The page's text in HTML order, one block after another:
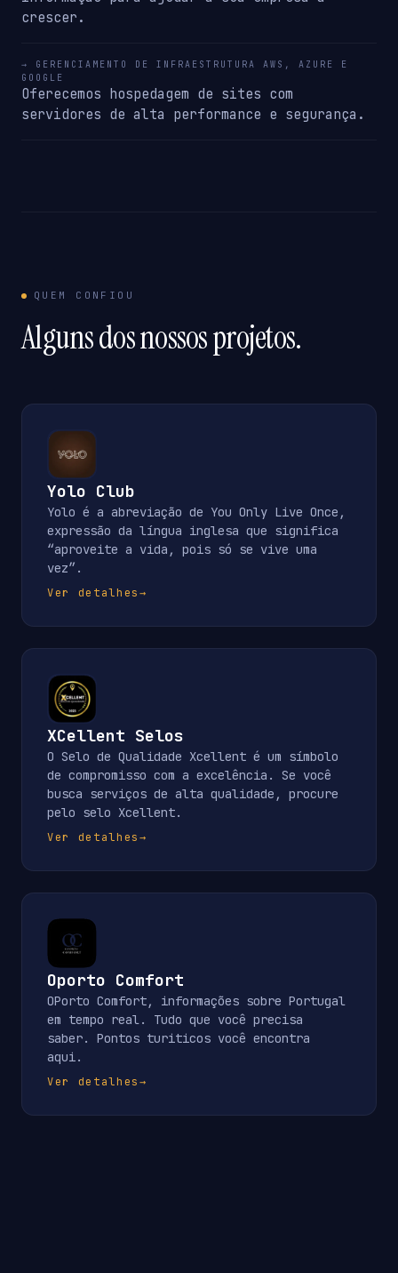
crescer.
→ GERENCIAMENTO DE INFRAESTRUTURA AWS, AZURE E
GOOGLE
Oferecemos hospedagem de sites com
servidores de alta performance e segurança.
QUEM CONFIOU
Alguns dos nossos projetos.
Yolo Club
Yolo é a abreviação de You Only Live Once,
expressão da língua inglesa que significa
“aproveite a vida, pois só se vive uma
vez”.
Ver detalhes→
XCellent Selos
O Selo de Qualidade Xcellent é um símbolo
de compromisso com a excelência. Se você
busca serviços de alta qualidade, procure
pelo selo Xcellent.
Ver detalhes→
Oporto Comfort
OPorto Comfort, informações sobre Portugal
em tempo real. Tudo que você precisa
saber. Pontos turiticos você encontra
aqui.
Ver detalhes→